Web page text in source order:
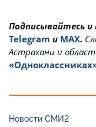
Подписывайтесь
Telegram и MAX.
Астрахани и
Новости СМИ2